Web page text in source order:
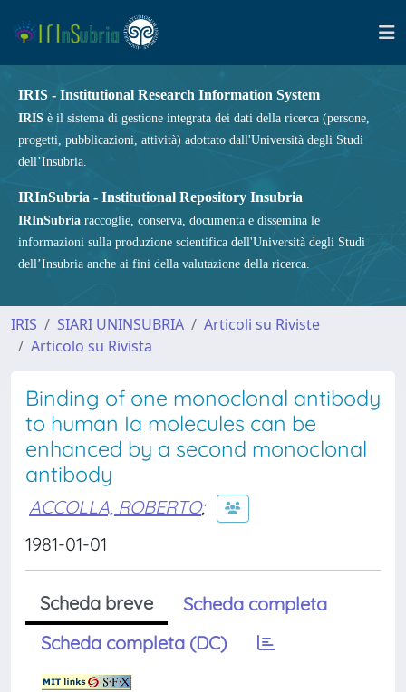
IRIS - Institutional Research Information System
IRIS è il sistema di gestione integrata dei dati della ricerca (persone,
progetti, pubblicazioni, attività) adottato dall'Università degli Studi
dell’Insubria.
IRInSubria - Institutional Repository Insubria
IRInSubria raccoglie, conserva, documenta e dissemina le
informazioni sulla produzione scientifica dell'Università degli Studi
dell’Insubria anche ai fini della valutazione della ricerca.
IRIS SIARI UNINSUBRIA
Articoli su Riviste
Articolo su Rivista
Binding of one monoclonal antibody
to human Ia molecules can be
enhanced by a second monoclonal
antibody
ACCOLLA, ROBERTO;
1981-01-01
Scheda breve
Scheda completa
Scheda completa (DC)